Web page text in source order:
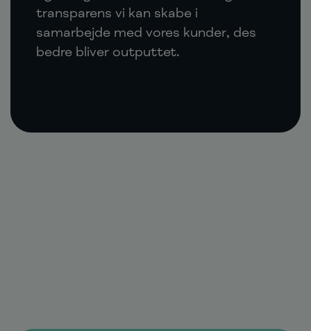
transparens vi kan skabe i
samarbejde med vores kunder, des
bedre bliver outputtet.